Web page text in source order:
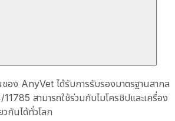
ของ AnyVet ได้รับการรับรองมาตรฐานสากล
สามารถใช้ร่วมกับไมโครชิปและเครื่อง
วกันได้ทั่วโลก